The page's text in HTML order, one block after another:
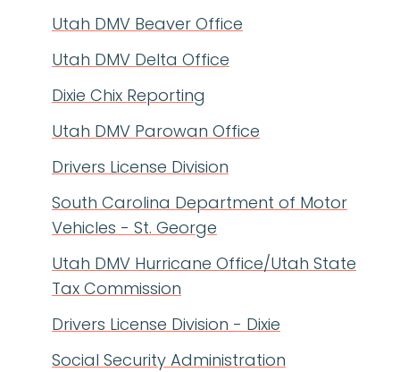
Utah DMV Beaver Office
Utah DMV Delta Office
Dixie Chix Reporting
Utah DMV Parowan Office
Drivers License Division
South Carolina Department of Motor
Vehicles - St. George
Utah DMV Hurricane Office/Utah State
Tax Commission
Drivers License Division - Dixie
Social Security Administration